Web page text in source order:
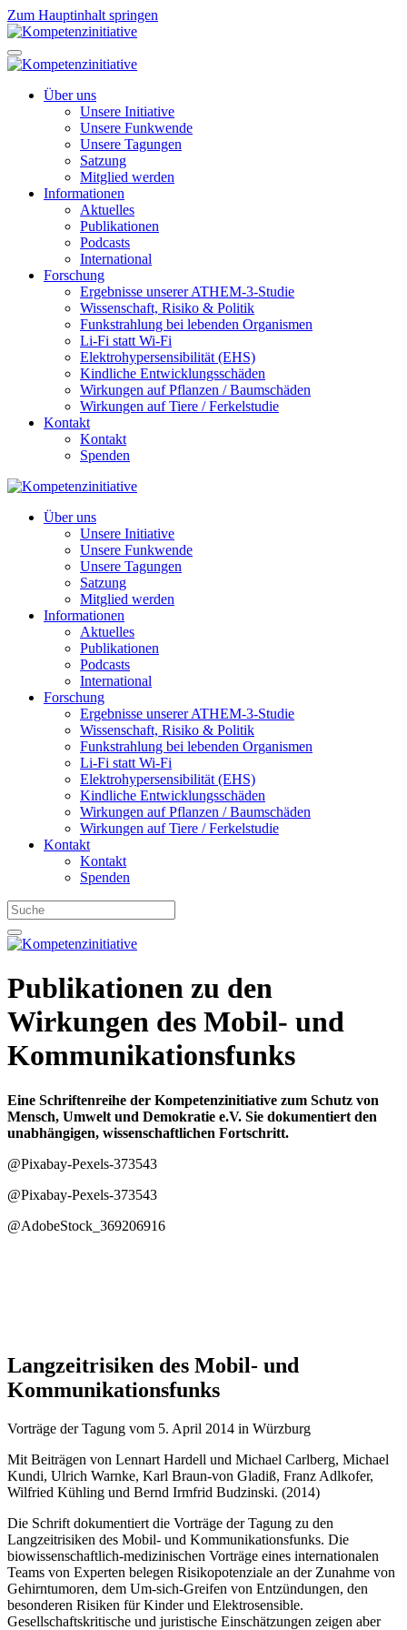
Zum Hauptinhalt springen
Über uns
Unsere Initiative
Unsere Funkwende
Unsere Tagungen
Satzung
Mitglied werden
Informationen
Aktuelles
Publikationen
Podcasts
International
Forschung
Ergebnisse unserer ATHEM-3-Studie
Wissenschaft, Risiko & Politik
Funkstrahlung bei lebenden Organismen
Li-Fi statt Wi-Fi
Elektrohypersensibilität (EHS)
Kindliche Entwicklungsschäden
Wirkungen auf Pflanzen / Baumschäden
Wirkungen auf Tiere / Ferkelstudie
Kontakt
Kontakt
Spenden
Über uns
Unsere Initiative
Unsere Funkwende
Unsere Tagungen
Satzung
Mitglied werden
Informationen
Aktuelles
Publikationen
Podcasts
International
Forschung
Ergebnisse unserer ATHEM-3-Studie
Wissenschaft, Risiko & Politik
Funkstrahlung bei lebenden Organismen
Li-Fi statt Wi-Fi
Elektrohypersensibilität (EHS)
Kindliche Entwicklungsschäden
Wirkungen auf Pflanzen / Baumschäden
Wirkungen auf Tiere / Ferkelstudie
Kontakt
Kontakt
Spenden
Publikationen zu den
Wirkungen des Mobil- und
Kommunikationsfunks
Eine Schriftenreihe der Kompetenzinitiative zum Schutz von
Mensch, Umwelt und Demokratie e.V. Sie dokumentiert den
unabhängigen, wissenschaftlichen Fortschritt.
@Pixabay-Pexels-373543
@Pixabay-Pexels-373543
@AdobeStock_369206916
Langzeitrisiken des Mobil- und
Kommunikationsfunks
Vorträge der Tagung vom 5. April 2014 in Würzburg
Mit Beiträgen von Lennart Hardell und Michael Carlberg, Michael
Kundi, Ulrich Warnke, Karl Braun-von Gladiß, Franz Adlkofer,
Wilfried Kühling und Bernd Irmfrid Budzinski. (2014)
Die Schrift dokumentiert die Vorträge der Tagung zu den
Langzeitrisiken des Mobil- und Kommunikationsfunks. Die
biowissenschaftlich-medizinischen Vorträge eines internationalen
Teams von Experten belegen Risikopotenziale an der Zunahme von
Gehirntumoren, dem Um-sich-Greifen von Entzündungen, den
besonderen Risiken für Kinder und Elektrosensible.
Gesellschaftskritische und juristische Einschätzungen zeigen aber